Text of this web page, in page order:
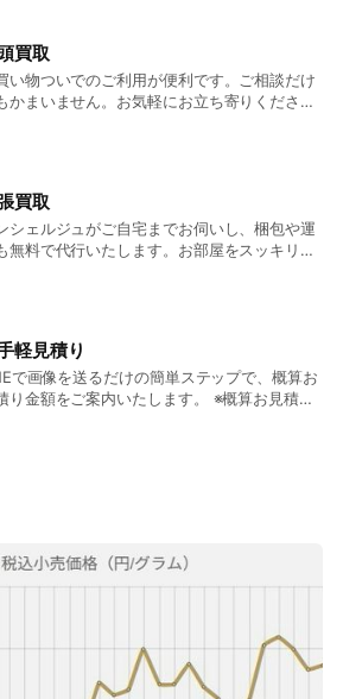
買取
い物ついでのご利用が便利です。ご相談だけ
かまいません。お気軽にお立ち寄りくださ
計/ジュエリー・貴金属/美術品・骨董品/洋酒/
ド洋食器/ブランド文具 ※一部、取り扱い対
となるブランド・お品物がございます。詳し
等) 振込先口座情報
買取
シェルジュがご自宅までお伺いし、梱包や運
無料で代行いたします。お部屋をスッキリ片
出張買取を承ることができない場合がござい
城県(離島除く) <対象品
バッグ/財布・小物/腕時計/ジュエリー・貴金
ご準備いただく物＞ 査定希望の
物 現住所記載の本人確認書類(運転免許証等)
先口座情報
軽見積り
で画像を送るだけの簡単ステップで、概算お
り金額をご案内いたします。 ※概算お見積り